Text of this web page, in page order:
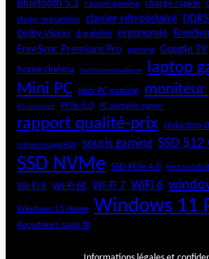
Bluetooth 5.3 casque gaming charge rapide
clavier mécanique clavier rétroéclairé DDR5
Dolby Vision durabilité ergonomie
FreeSync Premium Pro
gaming Google TV
home cinéma laptop bureautique laptop
Mini PC mini PC gaming moniteur
PC compact PCIe 5.0 PC portable gamer
rapport qualité-prix réduction
rétroéclairage RGB souris gaming SSD 512
SSD NVMe SSD PCIe 4.0 test
Wi-Fi 6 Wi-Fi 6E Wi-Fi 7 WiFi 6
Windows 11 Home Windows 11
écouteurs sans fil